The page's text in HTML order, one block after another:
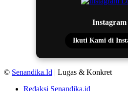
Instagram
Ikuti Kami di
© Senandika.Id | Lugas & Konkret
Redaksi Senandika.id